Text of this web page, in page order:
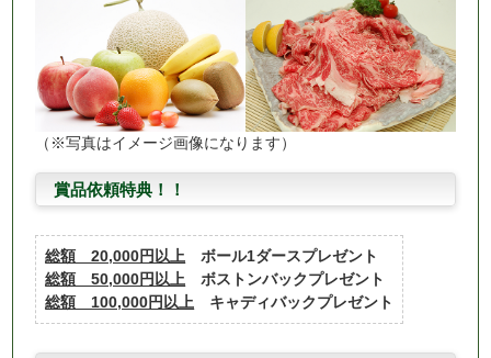
（※写真はイメージ画像になります）
賞品依頼特典！！
総額 20,000円以上 ボール1ダースプレゼント
総額 50,000円以上 ボストンバックプレゼント
総額 100,000円以上 キャディバックプレゼント